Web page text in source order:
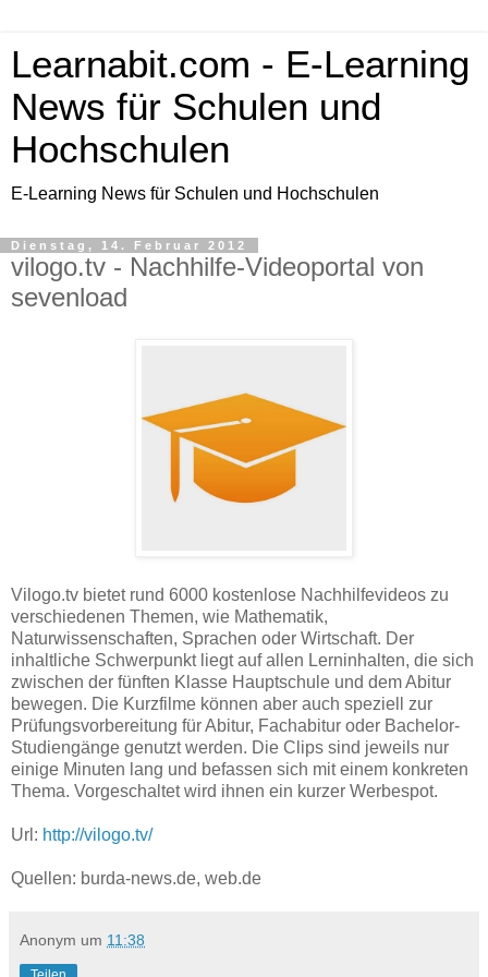
Learnabit.com - E-Learning
News für Schulen und
Hochschulen
E-Learning News für Schulen und Hochschulen
Dienstag, 14. Februar 2012
vilogo.tv - Nachhilfe-Videoportal von
sevenload
Vilogo.tv bietet rund 6000 kostenlose Nachhilfevideos zu
verschiedenen Themen, wie Mathematik,
Naturwissenschaften, Sprachen oder Wirtschaft. Der
inhaltliche Schwerpunkt liegt auf allen Lerninhalten, die sich
zwischen der fünften Klasse Hauptschule und dem Abitur
bewegen. Die Kurzfilme können aber auch speziell zur
Prüfungsvorbereitung für Abitur, Fachabitur oder Bachelor-
Studiengänge genutzt werden. Die Clips sind jeweils nur
einige Minuten lang und befassen sich mit einem konkreten
Thema. Vorgeschaltet wird ihnen ein kurzer Werbespot.
Url: http://vilogo.tv/
Quellen: burda-news.de, web.de
Anonym um 11:38